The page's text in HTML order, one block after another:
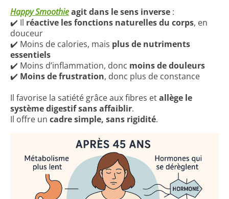
Happy Smoothieagit dans le sens inverse :
✔️ Il réactive les fonctions naturelles du corps, en
douceur
✔️ Moins de calories, mais plus de nutriments
essentiels
✔️ Moins d’inflammation, donc moins de douleurs
✔️ Moins de frustration, donc plus de constance
Il favorise la satiété grâce aux fibres etallège le
système digestif sans affaiblir.
Il offre un cadre simple, sans rigidité.